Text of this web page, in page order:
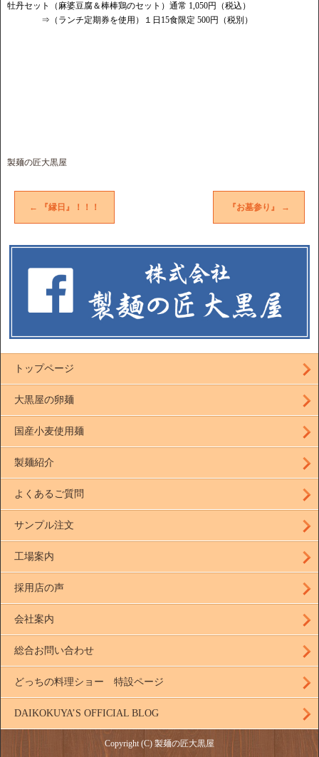
牡丹セット（麻婆豆腐＆棒棒鶏のセット）通常 1,050円（税込）
⇒（ランチ定期券を使用）１日15食限定 500円（税別）
製麺の匠大黒屋
← 『縁日』！！！ 『お墓参り』 →
トップページ
大黒屋の卵麺
国産小麦使用麺
製麺紹介
よくあるご質問
サンプル注文
工場案内
採用店の声
会社案内
総合お問い合わせ
どっちの料理ショー 特設ページ
DAIKOKUYA’S OFFICIAL BLOG
Copyright (C) 製麺の匠大黒屋